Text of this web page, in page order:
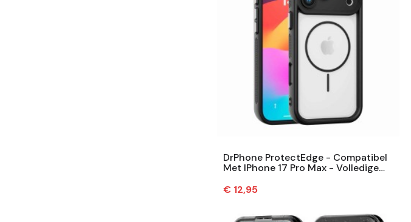
DrPhone ProtectEdge - Compatibel
Met IPhone 17 Pro Max - Volledige
Prijs
€ 12,95